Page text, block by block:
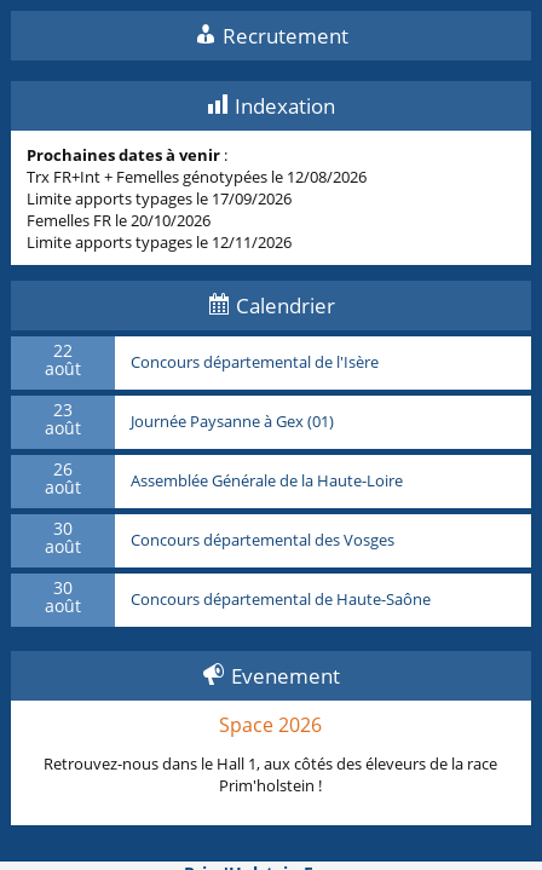
Recrutement
Indexation
Prochaines dates à venir :
Trx FR+Int + Femelles génotypées le 12/08/2026
Limite apports typages le 17/09/2026
Femelles FR le 20/10/2026
Limite apports typages le 12/11/2026
Calendrier
22
août Concours départemental de l'Isère
23
août Journée Paysanne à Gex (01)
26
août Assemblée Générale de la Haute-Loire
30
août Concours départemental des Vosges
30
août Concours départemental de Haute-Saône
Evenement
Space 2026
Retrouvez-nous dans le Hall 1, aux côtés des éleveurs de la race
Prim'holstein !